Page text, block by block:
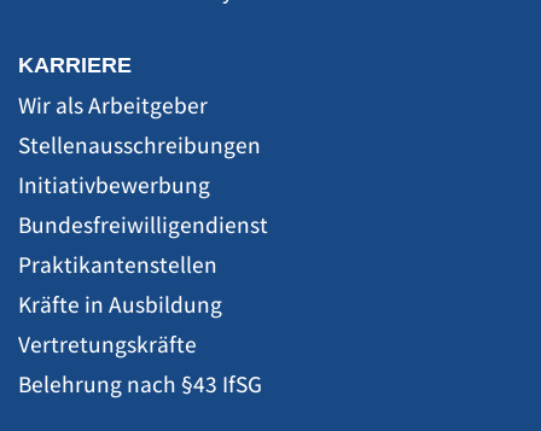
KARRIERE
Wir als Arbeitgeber
Stellenausschreibungen
Initiativbewerbung
Bundesfreiwilligendienst
Praktikantenstellen
Kräfte in Ausbildung
Vertretungskräfte
Belehrung nach §43 IfSG